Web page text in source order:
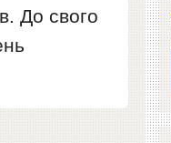
До свого